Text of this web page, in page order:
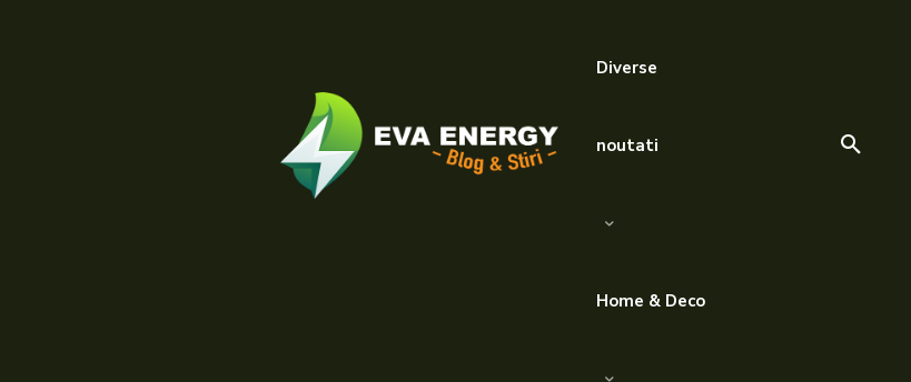
Diverse
noutati
Home & Deco